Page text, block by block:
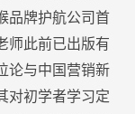
品牌护航公司首
师此前已出版有
论与中国营销新
对初学者学习定